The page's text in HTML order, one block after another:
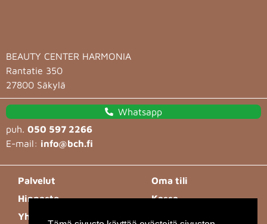
BEAUTY CENTER HARMONIA
Rantatie 350
27800 Säkylä
Whatsapp
puh. 050 597 2266
E-mail: info@bch.fi
Palvelut
Hinnasto
Yhteystiedot
Oma tili
Kassa